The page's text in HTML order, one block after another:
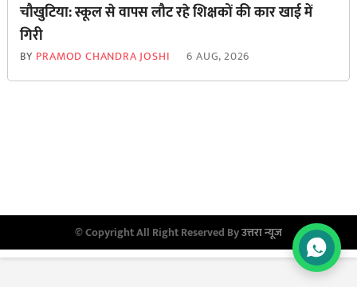
चौखुटिया: स्कूल से वापस लौट रहे शिक्षकों की कार खाई में
गिरी
BY PRAMOD CHANDRA JOSHI 6 AUG, 2026
© Copyright All Right Reserved Byउत्तरा न्यूज